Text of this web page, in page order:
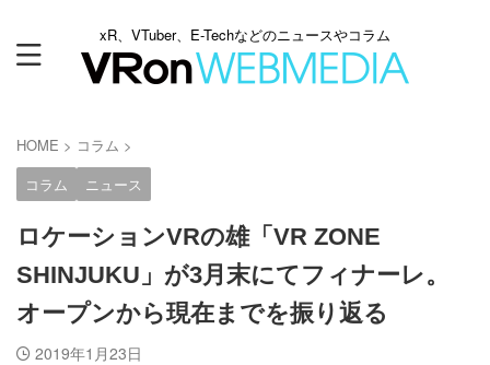
xR、VTuber、E-Techなどのニュースやコラム
HOME > コラム >
コラム
ニュース
ロケーションVRの雄「VR ZONE
SHINJUKU」が3月末にてフィナーレ。
オープンから現在までを振り返る
2019年1月23日